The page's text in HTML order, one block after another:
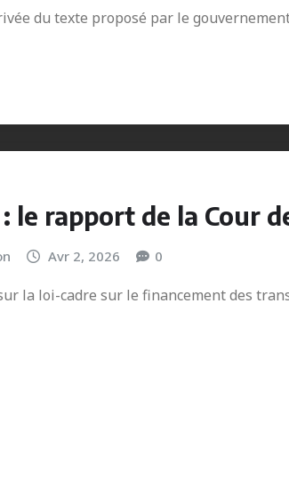
du texte proposé par le
le rapport de la Cour
Avr 2, 2026 0
la loi-cadre sur le financement des